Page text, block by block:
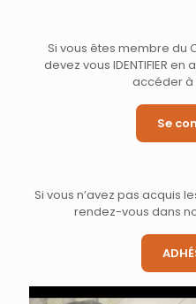
Si vous êtes membre du
devez vous IDENTIFIER en
accéder à
Se
Si vous n’avez pas acquis
rendez-vous dans